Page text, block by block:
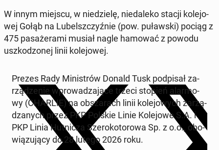
W innym miejscu, w nie­dzie­lę, nie­da­le­ko stacji ko­le­jo­
wej Gołąb na Lu­belsz­czyź­nie (pow. pu­ław­ski) pociąg z
475 pa­sa­że­ra­mi musiał nagle hamować z powodu
uszko­dzo­nej linii ko­le­jo­wej.
Prezes Rady Mi­ni­strów Donald Tusk pod­pi­sał za­
rzą­dze­nie wpro­wa­dza­ją­ce trzeci stopień alar­mo­
wy (CHARLIE) na ob­sza­rach linii ko­le­jo­wych za­rzą­
dza­nych przez PKP Polskie Linie Ko­le­jo­we S.A. i
PKP Linia Hut­ni­cza Sze­ro­ko­to­ro­wa Sp. z o.o., obo­
wią­zu­ją­cy do 28 lutego 2026 roku.